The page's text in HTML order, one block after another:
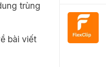
trùng
bài viết